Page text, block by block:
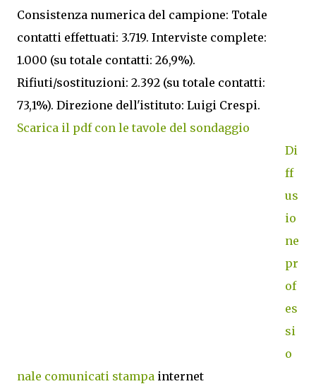
Consistenza numerica del campione: Totale
contatti effettuati: 3.719. Interviste complete:
1.000 (su totale contatti: 26,9%).
Rifiuti/sostituzioni: 2.392 (su totale contatti:
73,1%). Direzione dell'istituto: Luigi Crespi.
Scarica il pdf con le tavole del sondaggio
Di
ff
us
io
ne
pr
of
es
si
o
nale comunicati stampa internet